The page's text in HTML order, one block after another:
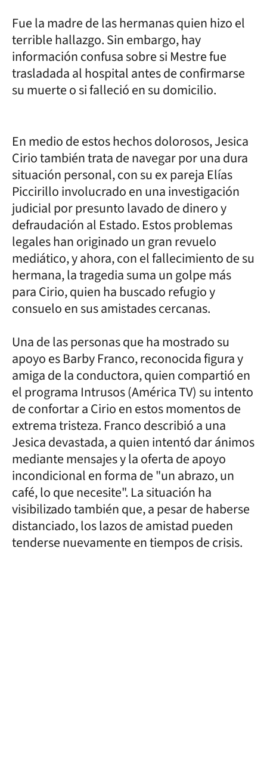
Fue la madre de las hermanas quien hizo el
terrible hallazgo. Sin embargo, hay
información confusa sobre si Mestre fue
trasladada al hospital antes de confirmarse
su muerte o si falleció en su domicilio.
En medio de estos hechos dolorosos, Jesica
Cirio también trata de navegar por una dura
situación personal, con su ex pareja Elías
Piccirillo involucrado en una investigación
judicial por presunto lavado de dinero y
defraudación al Estado. Estos problemas
legales han originado un gran revuelo
mediático, y ahora, con el fallecimiento de su
hermana, la tragedia suma un golpe más
para Cirio, quien ha buscado refugio y
consuelo en sus amistades cercanas.
Una de las personas que ha mostrado su
apoyo es Barby Franco, reconocida figura y
amiga de la conductora, quien compartió en
el programa Intrusos (América TV) su intento
de confortar a Cirio en estos momentos de
extrema tristeza. Franco describió a una
Jesica devastada, a quien intentó dar ánimos
mediante mensajes y la oferta de apoyo
incondicional en forma de "un abrazo, un
café, lo que necesite". La situación ha
visibilizado también que, a pesar de haberse
distanciado, los lazos de amistad pueden
tenderse nuevamente en tiempos de crisis.